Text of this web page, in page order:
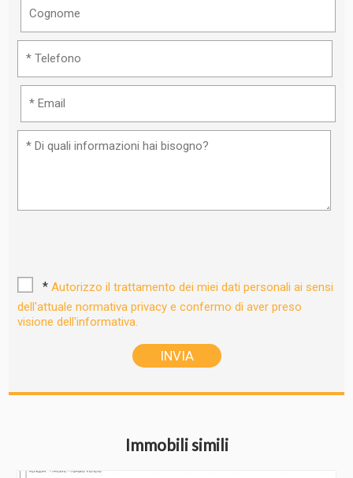
* Autorizzo il trattamento dei miei dati personali ai sensi
dell'attuale normativa privacy e confermo di aver preso
visione dell'informativa.
Immobili simili